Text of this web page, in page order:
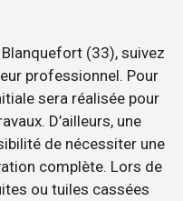
(33), suivez
professionnel. Pour
sera réalisée pour
D’ailleurs, une
de nécessiter une
complète. Lors de
ou tuiles cassées